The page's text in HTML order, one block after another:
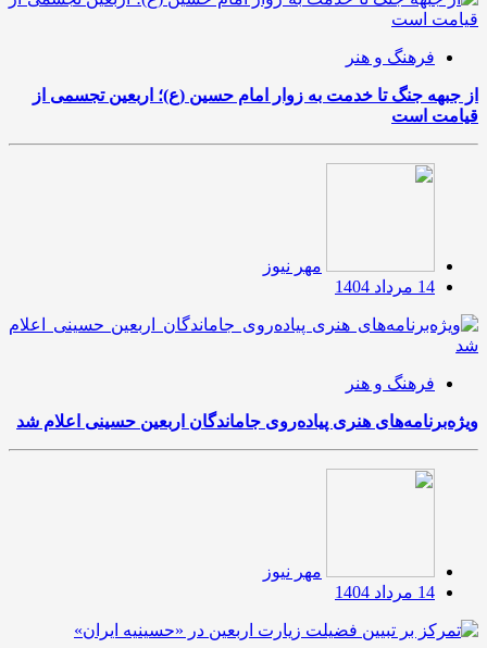
فرهنگ و هنر
از جبهه جنگ تا خدمت به زوار امام حسین (ع)؛ اربعین تجسمی از
قیامت است
مهر نیوز
14 مرداد 1404
فرهنگ و هنر
ویژه‌برنامه‌های هنری پیاده‌روی جاماندگان اربعین حسینی اعلام شد
مهر نیوز
14 مرداد 1404